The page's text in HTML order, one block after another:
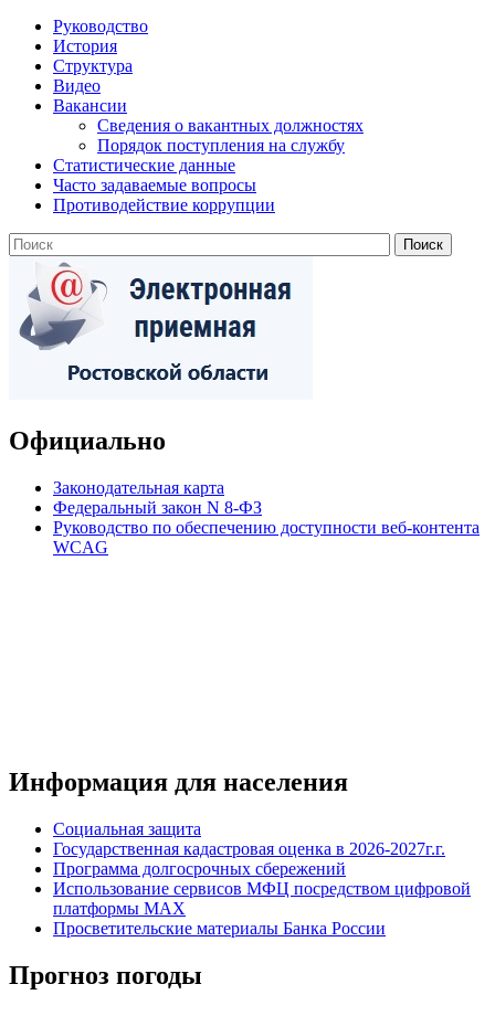
Руководство
История
Структура
Видео
Вакансии
Сведения о вакантных должностях
Порядок поступления на службу
Статистические данные
Часто задаваемые вопросы
Противодействие коррупции
Официально
Законодательная карта
Федеральный закон N 8-ФЗ
Руководство по обеспечению доступности веб-контента
WCAG
Информация для населения
Социальная защита
Государственная кадастровая оценка в 2026-2027г.г.
Программа долгосрочных сбережений
Использование сервисов МФЦ посредством цифровой
платформы MAX
Просветительские материалы Банка России
Прогноз погоды